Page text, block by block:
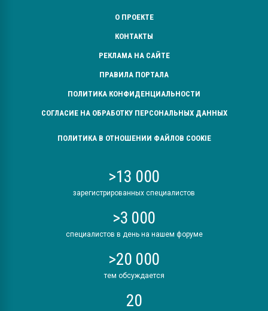
О ПРОЕКТЕ
КОНТАКТЫ
РЕКЛАМА НА САЙТЕ
ПРАВИЛА ПОРТАЛА
ПОЛИТИКА КОНФИДЕНЦИАЛЬНОСТИ
СОГЛАСИЕ НА ОБРАБОТКУ ПЕРСОНАЛЬНЫХ ДАННЫХ
ПОЛИТИКА В ОТНОШЕНИИ ФАЙЛОВ COOKIE
>13 000
зарегистрированных специалистов
>3 000
специалистов в день на нашем форуме
>20 000
тем обсуждается
20